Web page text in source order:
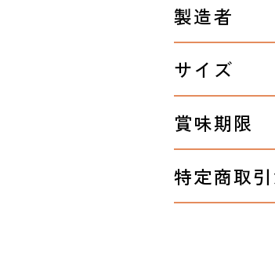
製造者
サイズ
賞味期限
特定商取